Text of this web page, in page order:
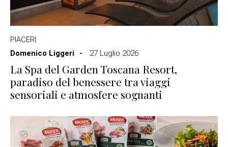
PIACERI
Domenico Liggeri
27 Luglio 2026
La Spa del Garden Toscana Resort,
paradiso del benessere tra viaggi
sensoriali e atmosfere sognanti